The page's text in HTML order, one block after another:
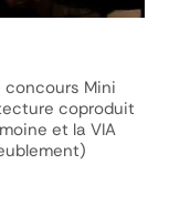
Mini
coproduit
et la VIA